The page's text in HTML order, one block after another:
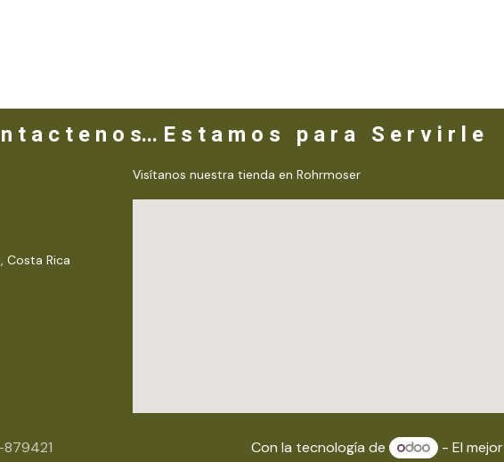
t a c t e n o s... E s t a m o s p a r a S e r v i r l e
Costa Rica
Visítanos nuestra tienda en Rohrmoser
879421
Con la tecnología de - El mejor